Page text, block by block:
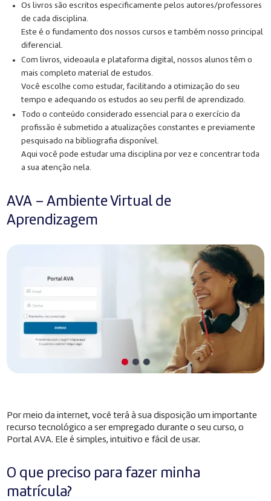
Os livros são escritos especificamente pelos autores/professores
de cada disciplina.
Este é o fundamento dos nossos cursos e também nosso principal
diferencial.
Com livros, videoaula e plataforma digital, nossos alunos têm o
mais completo material de estudos.
Você escolhe como estudar, facilitando a otimização do seu
tempo e adequando os estudos ao seu perfil de aprendizado.
Todo o conteúdo considerado essencial para o exercício da
profissão é submetido a atualizações constantes e previamente
pesquisado na bibliografia disponível.
Aqui você pode estudar uma disciplina por vez e concentrar toda
a sua atenção nela.
AVA – Ambiente Virtual de
Aprendizagem
Por meio da internet, você terá à sua disposição um importante
recurso tecnológico a ser empregado durante o seu curso, o
Portal AVA. Ele é simples, intuitivo e fácil de usar.
O que preciso para fazer minha
matrícula?